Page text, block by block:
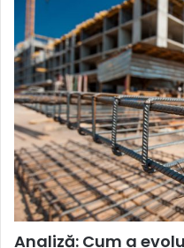
Analiză: Cum a